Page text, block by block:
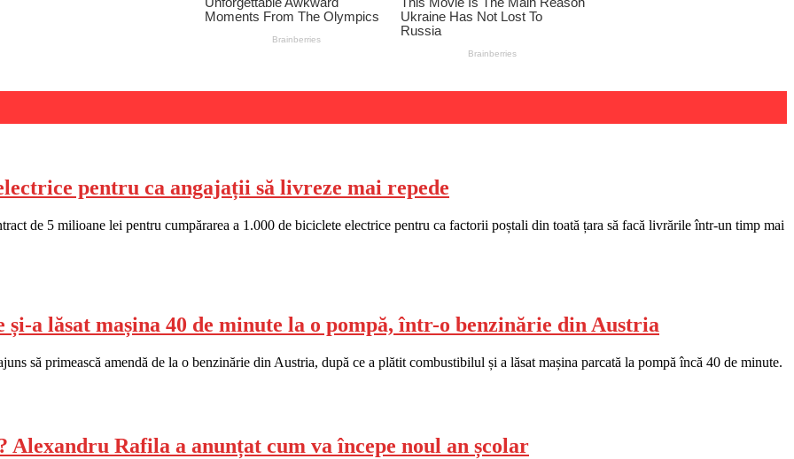
pentru ca angajații să livreze mai repede
de 5 milioane lei pentru cumpărarea a 1.000 de biciclete electrice pentru ca factorii poștali din toată țara să facă livrările într-un timp mai
și-a lăsat mașina 40 de minute la o pompă, într-o benzinărie din Austria
să primească amendă de la o benzinărie din Austria, după ce a plătit combustibilul și a lăsat mașina parcată la pompă încă 40 de minute.
Rafila a anunțat cum va începe noul an școlar